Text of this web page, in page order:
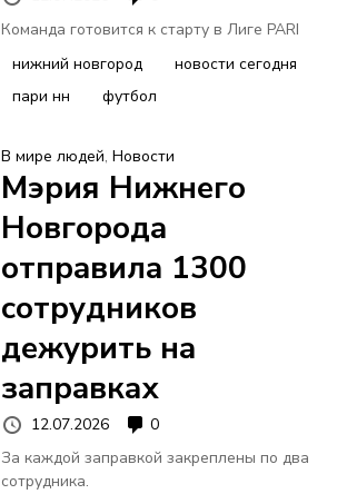
Команда готовится к старту в Лиге PARI
нижний новгород
новости сегодня
пари нн
футбол
В мире людей, Новости
Мэрия Нижнего
Новгорода
отправила 1300
сотрудников
дежурить на
заправках
12.07.2026
0
За каждой заправкой закреплены по два
сотрудника.